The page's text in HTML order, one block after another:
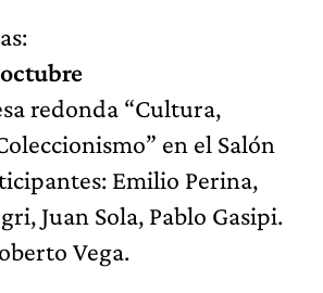
redonda “Cultura,
en el Salón
Emilio Perina,
Juan Sola, Pablo Gasipi.
Vega.